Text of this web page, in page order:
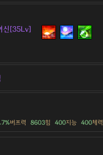
신[35Lv]
버프력 8603힘 400지능 400체력